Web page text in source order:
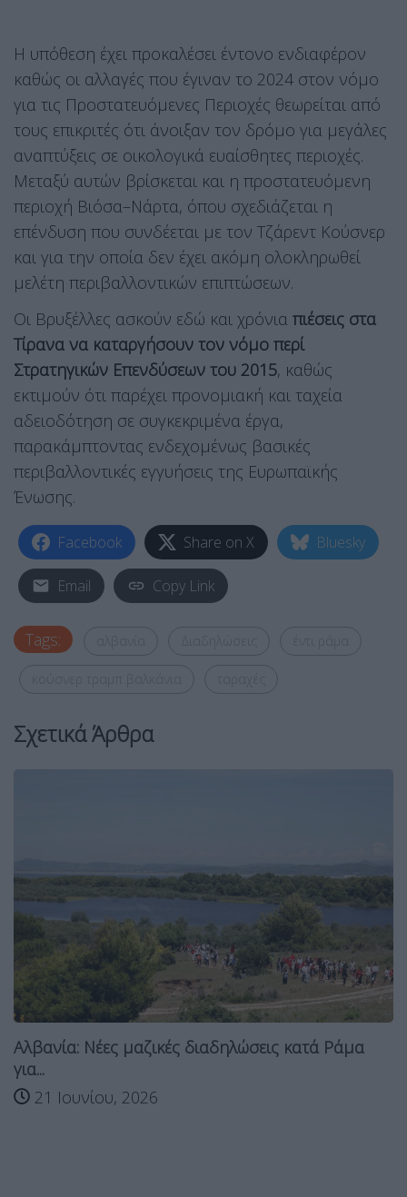
Η υπόθεση έχει προκαλέσει έντονο ενδιαφέρον
καθώς οι αλλαγές που έγιναν το 2024 στον νόμο
για τις Προστατευόμενες Περιοχές θεωρείται από
τους επικριτές ότι άνοιξαν τον δρόμο για μεγάλες
αναπτύξεις σε οικολογικά ευαίσθητες περιοχές.
Μεταξύ αυτών βρίσκεται και η προστατευόμενη
περιοχή Βιόσα–Νάρτα, όπου σχεδιάζεται η
επένδυση που συνδέεται με τον Τζάρεντ Κούσνερ
και για την οποία δεν έχει ακόμη ολοκληρωθεί
μελέτη περιβαλλοντικών επιπτώσεων.
Οι Βρυξέλλες ασκούν εδώ και χρόνια πιέσεις στα
Τίρανα να καταργήσουν τον νόμο περί
Στρατηγικών Επενδύσεων του 2015, καθώς
εκτιμούν ότι παρέχει προνομιακή και ταχεία
αδειοδότηση σε συγκεκριμένα έργα,
παρακάμπτοντας ενδεχομένως βασικές
περιβαλλοντικές εγγυήσεις της Ευρωπαϊκής
Ένωσης.
Facebook Share on X Bluesky
Email Copy Link
Tags:
Σχετικά Άρθρα
Αλβανία: Νέες μαζικές διαδηλώσεις κατά Ράμα
για...
21 Ιουνίου, 2026